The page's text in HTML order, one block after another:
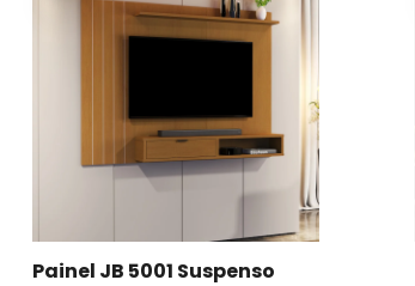
Painel JB 5001 Suspenso